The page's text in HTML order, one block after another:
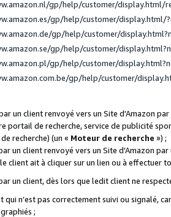
gp/help/customer/display.html/
gp/help/customer/display.html/
gp/help/customer/
gp/help/customer/
gp/help/customer/
gp/help/customer/
un client renvoyé vers un Site d'Amazon
portail de recherche, service de publicité
recherche) (un « Moteur de recherche ») ;
un client renvoyé vers un Site d'Amazon
client ait à cliquer sur un lien ou à
un client, dès lors que ledit client ne
n’est pas correctement suivi ou signalé,
;